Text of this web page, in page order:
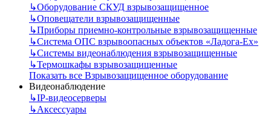
↳Оборудование СКУД взрывозащищенное
↳Оповещатели взрывозащищенные
↳Приборы приемно-контрольные взрывозащищенные
↳Система ОПС взрывоопасных объектов «Ладога-Ex»
↳Системы видеонаблюдения взрывозащищенные
↳Термошкафы взрывозащищенные
Показать все Взрывозащищенное оборудование
Видеонаблюдение
↳IP-видеосерверы
↳Аксессуары